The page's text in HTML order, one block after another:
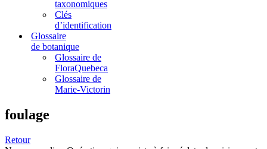
taxonomiques
Clés
d’identification
Glossaire
de botanique
Glossaire de
FloraQuebeca
Glossaire de
Marie-Victorin
foulage
Retour